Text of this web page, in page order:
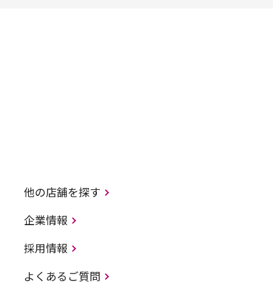
他の店舗を探す
企業情報
採用情報
よくあるご質問